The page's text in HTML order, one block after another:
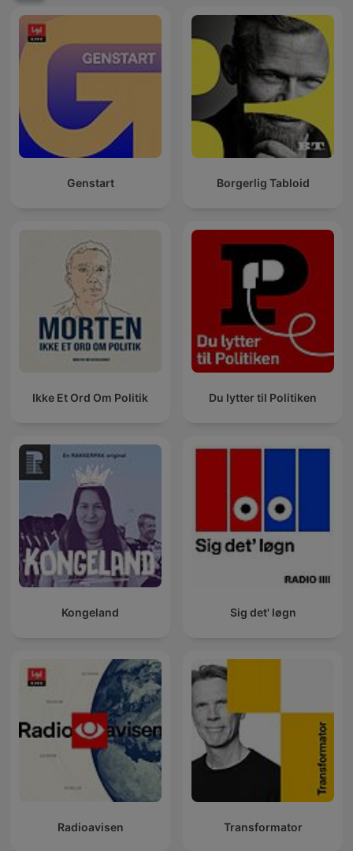
Genstart Borgerlig Tabloid
Ikke Et Ord Om Politik Du lytter til Politiken
Kongeland Sig det' løgn
Radioavisen Transformator